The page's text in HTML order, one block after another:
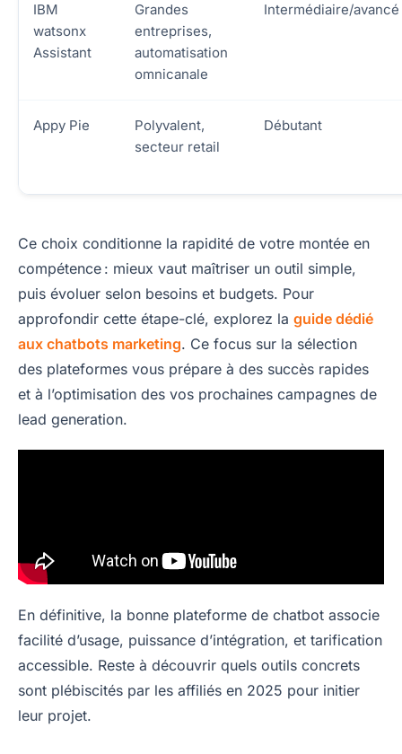
IBM
watsonx
Assistant
Grandes
entreprises,
automatisation
omnicanale
Intermédiaire/avancé
Appy Pie
Polyvalent,
secteur retail
Débutant
Ce choix conditionne la rapidité de votre montée en
compétence : mieux vaut maîtriser un outil simple,
puis évoluer selon besoins et budgets. Pour
approfondir cette étape-clé, explorez la guide dédié
aux chatbots marketing. Ce focus sur la sélection
des plateformes vous prépare à des succès rapides
et à l’optimisation des vos prochaines campagnes de
lead generation.
En définitive, la bonne plateforme de chatbot associe
facilité d’usage, puissance d’intégration, et tarification
accessible. Reste à découvrir quels outils concrets
sont plébiscités par les affiliés en 2025 pour initier
leur projet.